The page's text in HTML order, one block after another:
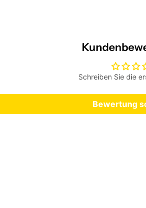
Schreiben Sie die
Bewertung